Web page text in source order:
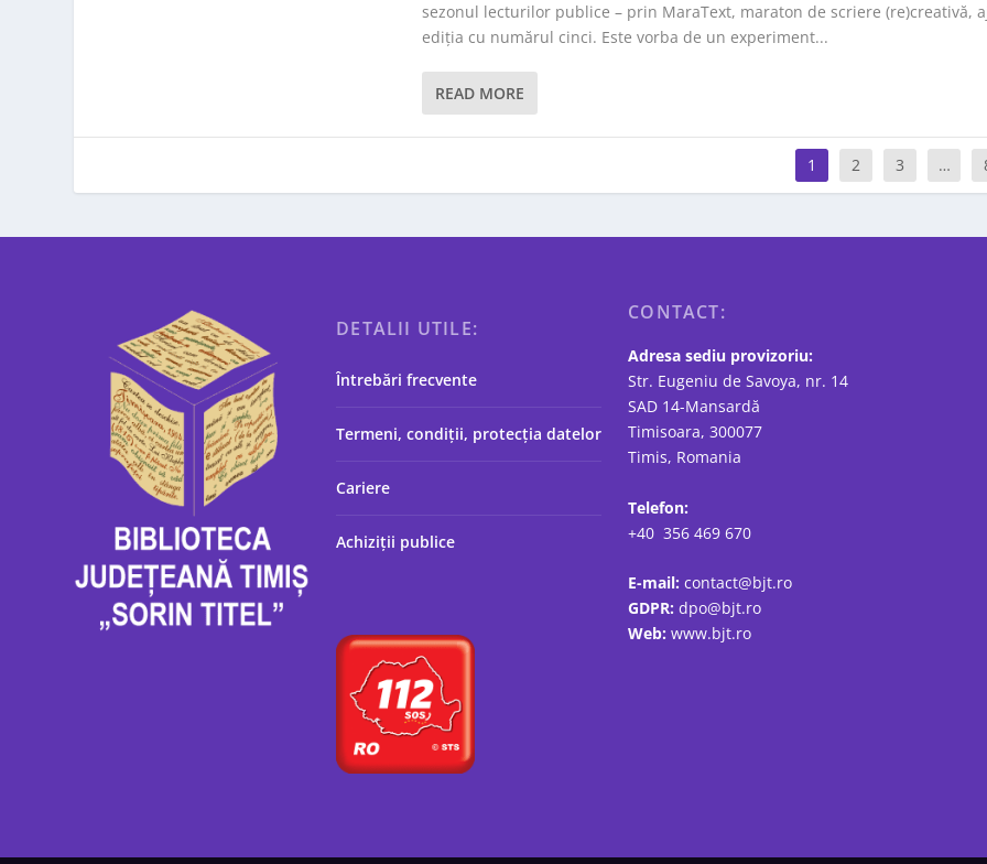
sezonul lecturilor publice – prin MaraText, maraton de scriere (re)creativă,
ediția cu numărul cinci. Este vorba de un experiment...
READ MORE
1 2 3 …
DETALII UTILE:
Întrebări frecvente
Termeni, condiții, protecția datelor
Cariere
Achiziții publice
CONTACT:
Adresa sediu provizoriu:
Str. Eugeniu de Savoya, nr. 14
SAD 14-Mansardă
Timisoara, 300077
Timis, Romania
Telefon:
+40 356 469 670
E-mail:contact@bjt.ro
GDPR: dpo@bjt.ro
Web: www.bjt.ro